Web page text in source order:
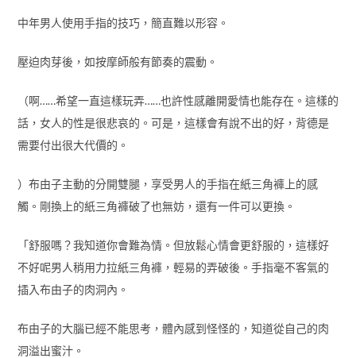
中年男人使用手指的技巧，簡直難以形容。
壓迫肉芽後，如按摩師般有節奏的震動。
（啊……希望一直這樣玩弄……也許性感離開愛情也能存在。這樣的
話，女人的性是很悲哀的。可是，這樣會有說不出的好，背德是
需要付出很大代價的。
）布由子主動的分開雙腿，享受男人的手指在紙三角褲上的感
觸。剛換上的紙三角褲破了也無妨，還有一件可以更換。
「舒服嗎？我知道你會難為情。但放鬆心情會更舒服的，這樣好
不好呢男人稍用力拉紙三角褲，輕易的弄破後。手指毫不客氣的
插入布由子的肉洞內。
布由子的大腦已經不能思考，體內感到怪怪的，知道從自己的肉
洞溢出蜜汁。